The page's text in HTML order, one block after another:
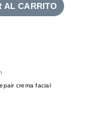
AL CARRITO
crema facial